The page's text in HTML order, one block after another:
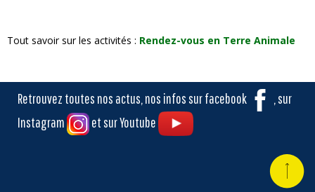
Tout savoir sur les activités : Rendez-vous en Terre Animale
Retrouvez toutes nos actus, nos infos sur facebook
, sur
Instagram
et sur Youtube